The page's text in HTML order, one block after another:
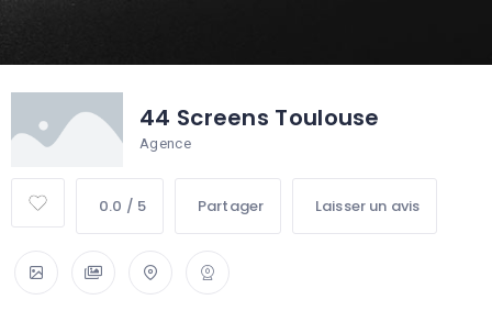
44 Screens Toulouse
Agence
0.0 / 5 Partager Laisser un avis